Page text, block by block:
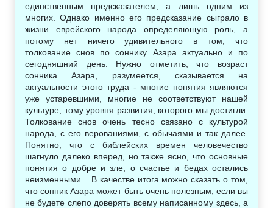
единственным предсказателем, а лишь одним из
многих. Однако именно его предсказание сыграло в
жизни еврейского народа определяющую роль, а
потому нет ничего удивительного в том, что
толкование снов по соннику Азара актуально и по
сегодняшний день. Нужно отметить, что возраст
сонника Азара, разумеется, сказывается на
актуальности этого труда - многие понятия являются
уже устаревшими, многие не соответствуют нашей
культуре, тому уровня развития, которого мы достигли.
Толкование снов очень тесно связано с культурой
народа, с его верованиями, с обычаями и так далее.
Понятно, что с библейских времен человечество
шагнуло далеко вперед, но также ясно, что основные
понятия о добре и зле, о счастье и бедах остались
неизменными... В качестве итога можно сказать о том,
что сонник Азара может быть очень полезным, если вы
не будете слепо доверять всему написанному здесь, а